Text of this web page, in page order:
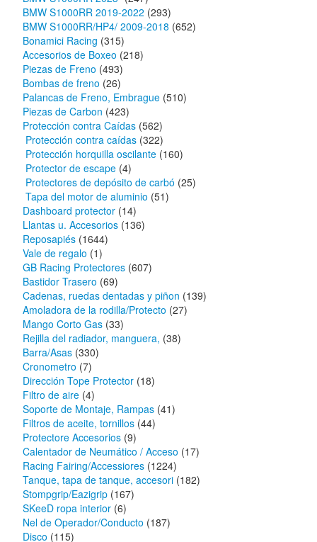
BMW S1000RR 2019-2022 (293)
BMW S1000RR/HP4/ 2009-2018 (652)
Bonamici Racing (315)
Accesorios de Boxeo (218)
Piezas de Freno (493)
Bombas de freno (26)
Palancas de Freno, Embrague (510)
Piezas de Carbon (423)
Protección contra Caídas (562)
Protección contra caídas (322)
Protección horquilla oscilante (160)
Protector de escape (4)
Protectores de depósito de carbó (25)
Tapa del motor de aluminio (51)
Dashboard protector (14)
Llantas u. Accesorios (136)
Reposapiés (1644)
Vale de regalo (1)
GB Racing Protectores (607)
Bastidor Trasero (69)
Cadenas, ruedas dentadas y piñon (139)
Amoladora de la rodilla/Protecto (27)
Mango Corto Gas (33)
Rejilla del radiador, manguera, (38)
Barra/Asas (330)
Cronometro (7)
Dirección Tope Protector (18)
Filtro de aire (4)
Soporte de Montaje, Rampas (41)
Filtros de aceite, tornillos (44)
Protectore Accesorios (9)
Calentador de Neumático / Acceso (17)
Racing Fairing/Accessiores (1224)
Tanque, tapa de tanque, accesori (182)
Stompgrip/Eazigrip (167)
SKeeD ropa interior (6)
Nel de Operador/Conducto (187)
Disco (115)